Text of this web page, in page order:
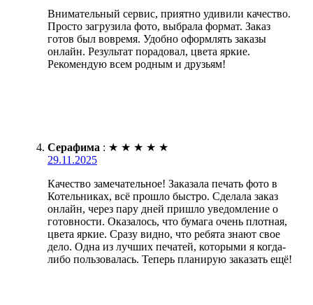
Внимательный сервис, приятно удивили качество.
Просто загрузила фото, выбрала формат. Заказ
готов был вовремя. Удобно оформлять заказы
онлайн. Результат порадовал, цвета яркие.
Рекомендую всем родным и друзьям!
Серафима : ★ ★ ★ ★ ★
29.11.2025
Качество замечательное! Заказала печать фото в
Котельниках, всё прошло быстро. Сделала заказ
онлайн, через пару дней пришло уведомление о
готовности. Оказалось, что бумага очень плотная,
цвета яркие. Сразу видно, что ребята знают свое
дело. Одна из лучших печатей, которыми я когда-
либо пользовалась. Теперь планирую заказать ещё!